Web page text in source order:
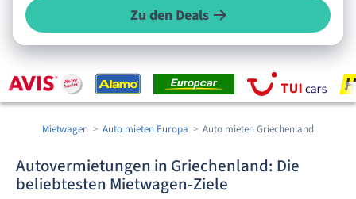
Zu den Deals
Mietwagen Auto mieten Europa Auto mieten Griechenland
Autovermietungen in Griechenland: Die
beliebtesten Mietwagen-Ziele